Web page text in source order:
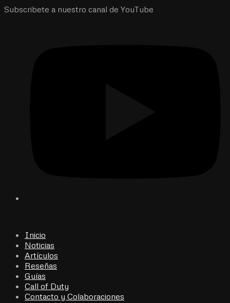
Subscribete a nuestro canal de YouTube
Inicio
Noticias
Artículos
Reseñas
Guías
Call of Duty
Contacto y Colaboraciones